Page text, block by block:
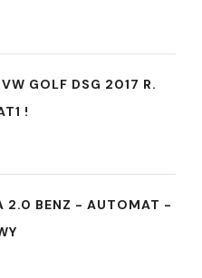
GOLF DSG 2017 R.
!
2.0 BENZ - AUTOMAT -